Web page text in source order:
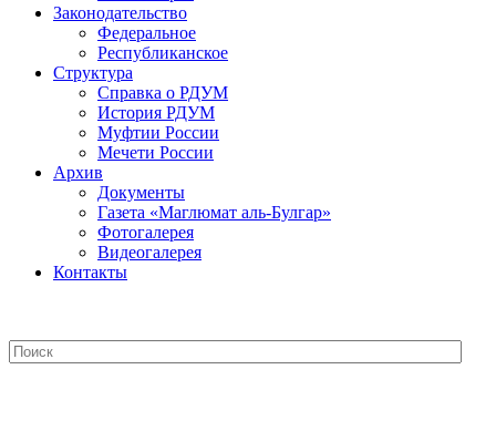
Законодательство
Федеральное
Республиканское
Структура
Справка о РДУМ
История РДУМ
Муфтии России
Мечети России
Архив
Документы
Газета «Маглюмат аль-Булгар»
Фотогалерея
Видеогалерея
Контакты